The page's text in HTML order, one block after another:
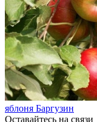
яблоня Баргузин
Оставайтесь на связи